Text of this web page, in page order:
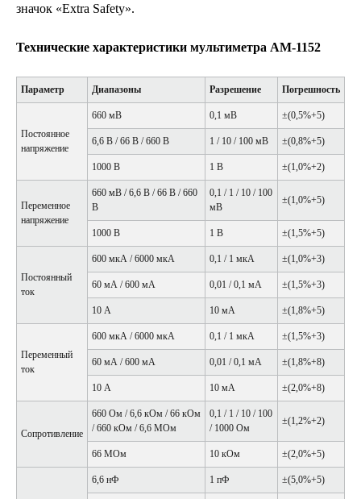
значок «Extra Safety».
Технические характеристики мультиметра AM-1152
Параметр Диапазоны Разрешение Погрешность
Постоянное
напряжение
660 мВ 0,1 мВ ±(0,5%+5)
6,6 В / 66 В / 660 В 1 / 10 / 100 мВ ±(0,8%+5)
1000 В 1 В ±(1,0%+2)
Переменное
напряжение
660 мВ / 6,6 В / 66 В / 660
В
0,1 / 1 / 10 / 100
мВ
±(1,0%+5)
1000 В 1 В ±(1,5%+5)
Постоянный
ток
600 мкА / 6000 мкА 0,1 / 1 мкА ±(1,0%+3)
60 мА / 600 мА 0,01 / 0,1 мА ±(1,5%+3)
10 А 10 мА ±(1,8%+5)
Переменный
ток
600 мкА / 6000 мкА 0,1 / 1 мкА ±(1,5%+3)
60 мА / 600 мА 0,01 / 0,1 мА ±(1,8%+8)
10 А 10 мА ±(2,0%+8)
Сопротивление
660 Ом / 6,6 кОм / 66 кОм
/ 660 кОм / 6,6 МОм
0,1 / 1 / 10 / 100
/ 1000 Ом
±(1,2%+2)
66 МОм 10 кОм ±(2,0%+5)
6,6 нФ 1 пФ ±(5,0%+5)